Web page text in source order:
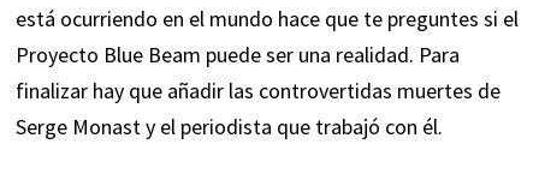
está ocurriendo en el mundo hace que te preguntes si el
Proyecto Blue Beam puede ser una realidad. Para
finalizar hay que añadir las controvertidas muertes de
Serge Monast y el periodista que trabajó con él.